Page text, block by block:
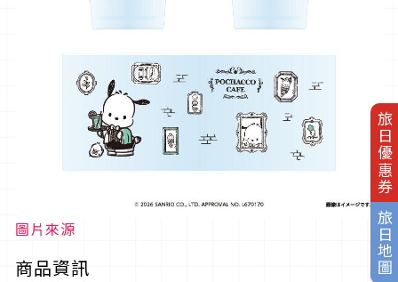
旅日優惠券
旅日地圖
圖片來源
商品資訊